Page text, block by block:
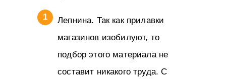
Лепнина. Так как прилавки
магазинов изобилуют, то
подбор этого материала не
составит никакого труда. С